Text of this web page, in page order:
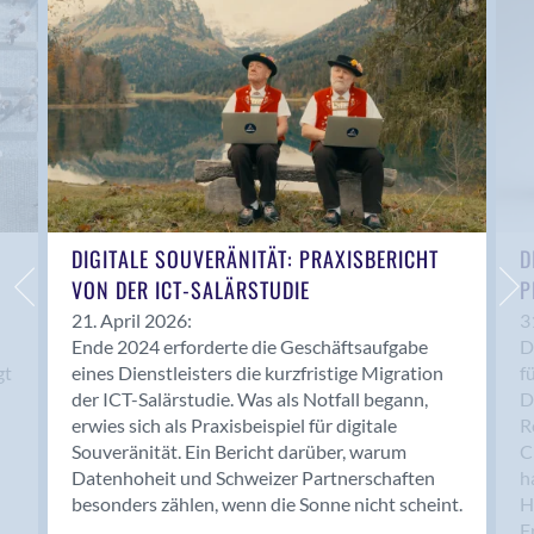
Anwil
Appenzell
Au SG
Baar
Baden
Balsthal
Balzers
Basel
Bassersdorf
Belp
Bendern
Benken (SG)
Bergdietikon
Berlin
Bern
Bern - Liebefeld
DIGITALE SOUVERÄNITÄT: PRAXISBERICHT
VON DER ICT-SALÄRSTUDIE
21. April 2026:
Ende 2024 erforderte die Geschäftsaufgabe
eines Dienstleisters die kurzfristige Migration
der ICT-Salärstudie. Was als Notfall begann,
erwies sich als Praxisbeispiel für digitale
Souveränität. Ein Bericht darüber, warum
Datenhoheit und Schweizer Partnerschaften
besonders zählen, wenn die Sonne nicht scheint.